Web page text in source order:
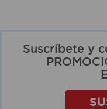
Suscríbete y